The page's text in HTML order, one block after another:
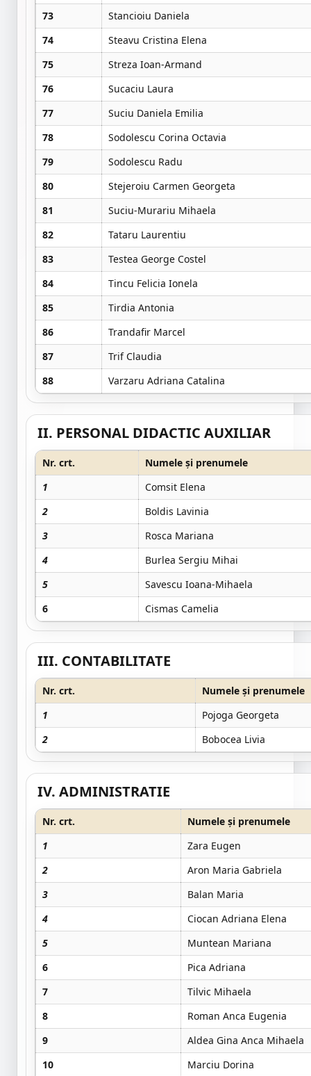
73
Stancioiu Daniela
74
Steavu Cristina Elena
75
Streza Ioan-Armand
76
Sucaciu Laura
77
Suciu Daniela Emilia
78
Sodolescu Corina Octavia
79
Sodolescu Radu
80
Stejeroiu Carmen Georgeta
81
Suciu-Murariu Mihaela
82
Tataru Laurentiu
83
Testea George Costel
84
Tincu Felicia Ionela
85
Tirdia Antonia
86
Trandafir Marcel
87
Trif Claudia
88
Varzaru Adriana Catalina
II. PERSONAL DIDACTIC AUXILIAR
Nr. crt.
Numele și prenumele
1
Comsit Elena
2
Boldis Lavinia
3
Rosca Mariana
4
Burlea Sergiu Mihai
5
Savescu Ioana-Mihaela
6
Cismas Camelia
III. CONTABILITATE
Nr. crt.
Numele și prenumele
1
Pojoga Georgeta
2
Bobocea Livia
IV. ADMINISTRATIE
Nr. crt.
Numele și prenumele
1
Zara Eugen
2
Aron Maria Gabriela
3
Balan Maria
4
Ciocan Adriana Elena
5
Muntean Mariana
6
Pica Adriana
7
Tilvic Mihaela
8
Roman Anca Eugenia
9
Aldea Gina Anca Mihaela
10
Marciu Dorina